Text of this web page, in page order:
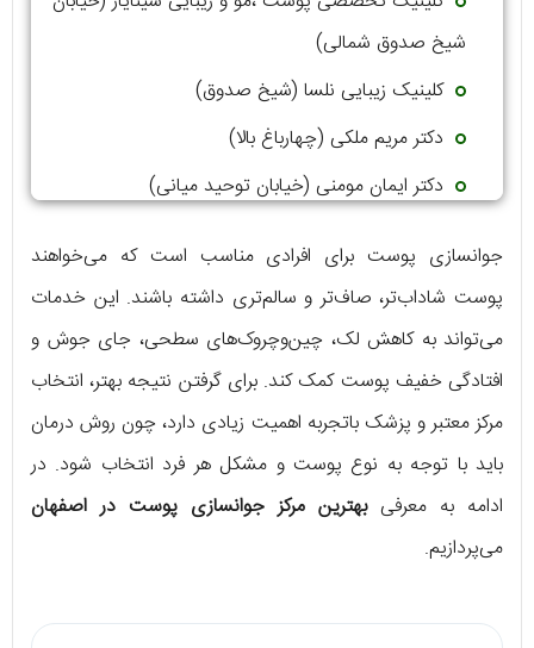
شیخ صدوق شمالی)
کلینیک زیبایی نلسا (شیخ صدوق)
دکتر مریم ملکی (چهارباغ بالا)
دکتر ایمان مومنی (خیابان توحید میانی)
دکتر راضیه ایرجی (خیابان توحید میانی)
جوانسازی پوست برای افرادی مناسب است که می‌خواهند
پوست شاداب‌تر، صاف‌تر و سالم‌تری داشته باشند. این خدمات
می‌تواند به کاهش لک، چین‌وچروک‌های سطحی، جای جوش و
افتادگی خفیف پوست کمک کند. برای گرفتن نتیجه بهتر، انتخاب
مرکز معتبر و پزشک باتجربه اهمیت زیادی دارد، چون روش درمان
باید با توجه به نوع پوست و مشکل هر فرد انتخاب شود. در
ادامه به معرفیبهترین مرکز جوانسازی پوست در اصفهان
می‌پردازیم.